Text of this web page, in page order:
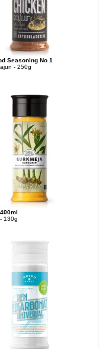
Seasoning No 1
- 250g
130g